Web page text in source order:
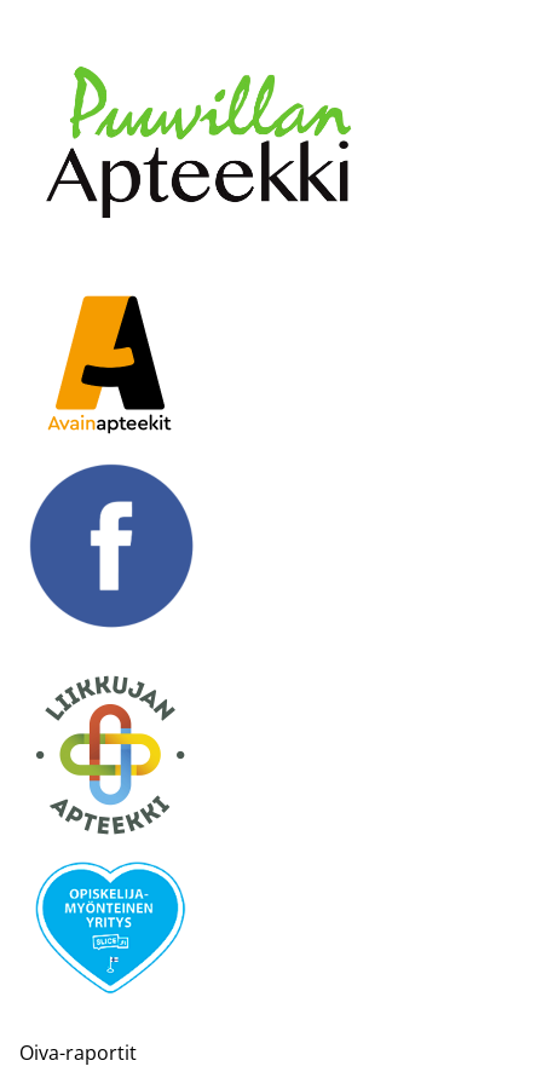
Oiva-raportit